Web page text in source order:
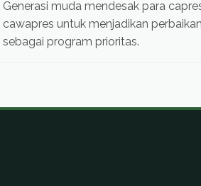
Generasi muda mendesak para
cawapres untuk menjadikan
sebagai program prioritas.